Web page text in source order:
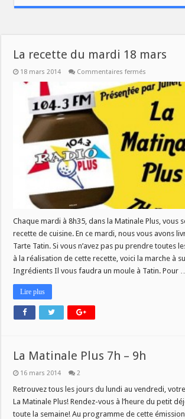
La recette du mardi 18 mars
18 mars 2014 Commentaires fermés
recette
du
mardi
18
mars
Chaque mardi à 8h35, dans la Matinale Plus, vous
recette de cuisine. En ce mardi, nous vous avons
Tarte Tatin. Si vous n’avez pas pu prendre toutes
à la réalisation de cette recette, voici la marche à
Ingrédients Il vous faudra un moule à Tatin. Pour …
Lire plus
La Matinale Plus 7h – 9h
16 mars 2014 2
Retrouvez tous les jours du lundi au vendredi,
La Matinale Plus! Rendez-vous à l’heure du petit
toute la semaine! Au programme de cette